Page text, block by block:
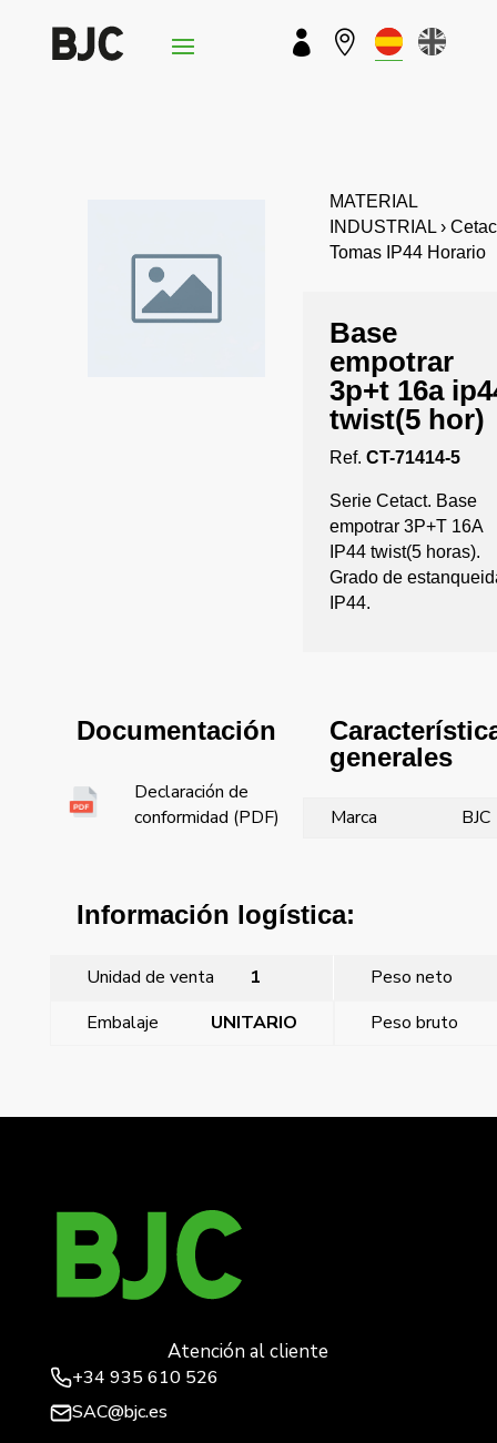
 
MATERIAL
INDUSTRIAL ›
Tomas IP44 Horario
Base
empotrar
3p+t 16a
twist(5 hor)
Ref. CT-71414-5
Serie Cetact. Base
empotrar 3P+T 16A
IP44 twist(5 horas).
Grado de
IP44.
Documentación
Declaración de
conformidad (PDF)
generales
Marca BJC
Información logística:
Unidad de venta 1
Peso neto
Embalaje
UNITARIO Peso bruto
Atención al cliente
+34 935 610 526
SAC@bjc.es